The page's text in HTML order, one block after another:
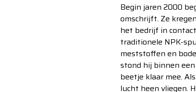
Begin jaren 2000
omschrijft. Ze
het bedrijf in
traditionele NPK-
meststoffen en
stond hij binnen
beetje klaar mee.
lucht heen vliegen.